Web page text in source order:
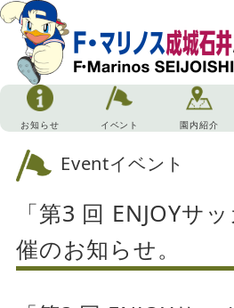
お知らせ イベント 園内紹介
Eventイベント
「第3 回 ENJOYサ
催のお知らせ。